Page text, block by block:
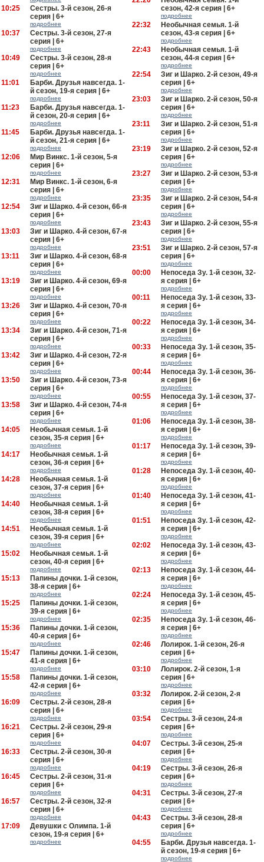
10:25
Сестры. 3-й сезон, 26-я
серия | 6+
подробнее
10:37
Сестры. 3-й сезон, 27-я
серия | 6+
подробнее
10:49
Сестры. 3-й сезон, 28-я
серия | 6+
подробнее
11:01
Барби. Друзья навсегда. 1-
й сезон, 19-я серия | 6+
подробнее
11:23
Барби. Друзья навсегда. 1-
й сезон, 20-я серия | 6+
подробнее
11:45
Барби. Друзья навсегда. 1-
й сезон, 21-я серия | 6+
подробнее
12:06
Мир Винкс. 1-й сезон, 5-я
серия | 6+
подробнее
12:31
Мир Винкс. 1-й сезон, 6-я
серия | 6+
подробнее
12:54
Зиг и Шарко. 4-й сезон, 66-я
серия | 6+
подробнее
13:03
Зиг и Шарко. 4-й сезон, 67-я
серия | 6+
подробнее
13:11
Зиг и Шарко. 4-й сезон, 68-я
серия | 6+
подробнее
13:19
Зиг и Шарко. 4-й сезон, 69-я
серия | 6+
подробнее
13:26
Зиг и Шарко. 4-й сезон, 70-я
серия | 6+
подробнее
13:34
Зиг и Шарко. 4-й сезон, 71-я
серия | 6+
подробнее
13:42
Зиг и Шарко. 4-й сезон, 72-я
серия | 6+
подробнее
13:50
Зиг и Шарко. 4-й сезон, 73-я
серия | 6+
подробнее
13:58
Зиг и Шарко. 4-й сезон, 74-я
серия | 6+
подробнее
14:05
Необычная семья. 1-й
сезон, 35-я серия | 6+
подробнее
14:17
Необычная семья. 1-й
сезон, 36-я серия | 6+
подробнее
14:28
Необычная семья. 1-й
сезон, 37-я серия | 6+
подробнее
14:40
Необычная семья. 1-й
сезон, 38-я серия | 6+
подробнее
14:51
Необычная семья. 1-й
сезон, 39-я серия | 6+
подробнее
15:02
Необычная семья. 1-й
сезон, 40-я серия | 6+
подробнее
15:13
Папины дочки. 1-й сезон,
38-я серия | 6+
подробнее
15:25
Папины дочки. 1-й сезон,
39-я серия | 6+
подробнее
15:36
Папины дочки. 1-й сезон,
40-я серия | 6+
подробнее
15:47
Папины дочки. 1-й сезон,
41-я серия | 6+
подробнее
15:58
Папины дочки. 1-й сезон,
42-я серия | 6+
подробнее
16:09
Сестры. 2-й сезон, 28-я
серия | 6+
подробнее
16:21
Сестры. 2-й сезон, 29-я
серия | 6+
подробнее
16:33
Сестры. 2-й сезон, 30-я
серия | 6+
подробнее
16:45
Сестры. 2-й сезон, 31-я
серия | 6+
подробнее
16:57
Сестры. 2-й сезон, 32-я
серия | 6+
подробнее
17:09
Девушки с Олимпа. 1-й
сезон, 19-я серия | 6+
подробнее
сезон, 42-я серия | 6+
подробнее
22:32
Необычная семья. 1-й
сезон, 43-я серия | 6+
подробнее
22:43
Необычная семья. 1-й
сезон, 44-я серия | 6+
подробнее
22:54
Зиг и Шарко. 2-й сезон, 49-я
серия | 6+
подробнее
23:03
Зиг и Шарко. 2-й сезон, 50-я
серия | 6+
подробнее
23:11
Зиг и Шарко. 2-й сезон, 51-я
серия | 6+
подробнее
23:19
Зиг и Шарко. 2-й сезон, 52-я
серия | 6+
подробнее
23:27
Зиг и Шарко. 2-й сезон, 53-я
серия | 6+
подробнее
23:35
Зиг и Шарко. 2-й сезон, 54-я
серия | 6+
подробнее
23:43
Зиг и Шарко. 2-й сезон, 55-я
серия | 6+
подробнее
23:51
Зиг и Шарко. 2-й сезон, 57-я
серия | 6+
подробнее
00:00
Непоседа Зу. 1-й сезон, 32-
я серия | 6+
подробнее
00:11
Непоседа Зу. 1-й сезон, 33-
я серия | 6+
подробнее
00:22
Непоседа Зу. 1-й сезон, 34-
я серия | 6+
подробнее
00:33
Непоседа Зу. 1-й сезон, 35-
я серия | 6+
подробнее
00:44
Непоседа Зу. 1-й сезон, 36-
я серия | 6+
подробнее
00:55
Непоседа Зу. 1-й сезон, 37-
я серия | 6+
подробнее
01:06
Непоседа Зу. 1-й сезон, 38-
я серия | 6+
подробнее
01:17
Непоседа Зу. 1-й сезон, 39-
я серия | 6+
подробнее
01:28
Непоседа Зу. 1-й сезон, 40-
я серия | 6+
подробнее
01:40
Непоседа Зу. 1-й сезон, 41-
я серия | 6+
подробнее
01:51
Непоседа Зу. 1-й сезон, 42-
я серия | 6+
подробнее
02:02
Непоседа Зу. 1-й сезон, 43-
я серия | 6+
подробнее
02:13
Непоседа Зу. 1-й сезон, 44-
я серия | 6+
подробнее
02:24
Непоседа Зу. 1-й сезон, 45-
я серия | 6+
подробнее
02:35
Непоседа Зу. 1-й сезон, 46-
я серия | 6+
подробнее
02:46
Лолирок. 1-й сезон, 26-я
серия | 6+
подробнее
03:10
Лолирок. 2-й сезон, 1-я
серия | 6+
подробнее
03:32
Лолирок. 2-й сезон, 2-я
серия | 6+
подробнее
03:54
Сестры. 3-й сезон, 24-я
серия | 6+
подробнее
04:07
Сестры. 3-й сезон, 25-я
серия | 6+
подробнее
04:19
Сестры. 3-й сезон, 26-я
серия | 6+
подробнее
04:31
Сестры. 3-й сезон, 27-я
серия | 6+
подробнее
04:43
Сестры. 3-й сезон, 28-я
серия | 6+
подробнее
04:55
Барби. Друзья навсегда. 1-
й сезон, 19-я серия | 6+
подробнее